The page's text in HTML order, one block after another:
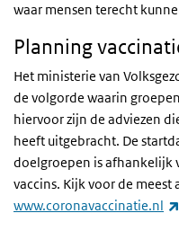
waar mensen terecht
Planning
Het ministerie van
de volgorde waarin
hiervoor zijn de adviezen
heeft uitgebracht. De
doelgroepen is afhankelijk
vaccins. Kijk voor de
www.coronavaccinatie.nl